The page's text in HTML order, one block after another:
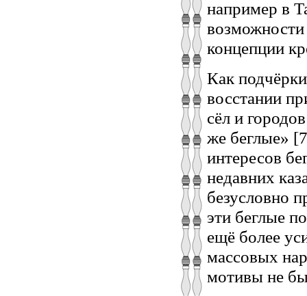
например в
возможности
концепции
Как
восстании
сёл и
же беглые»
интересов
недавних
безусловно
эти беглые
ещё более
массовых
мотивы не